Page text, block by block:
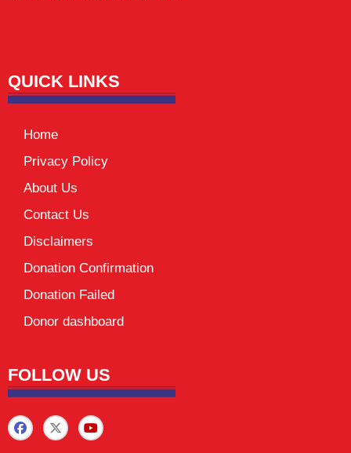
QUICK LINKS
Home
Privacy Policy
About Us
Contact Us
Disclaimers
Donation Confirmation
Donation Failed
Donor dashboard
FOLLOW US